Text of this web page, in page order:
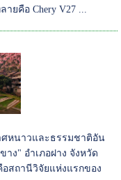
ยคือ Chery V27 ...
ศหนาวและธรรมชาติอัน
ง" อำเภอฝาง จังหวัด
สถานีวิจัยแห่งแรกของ